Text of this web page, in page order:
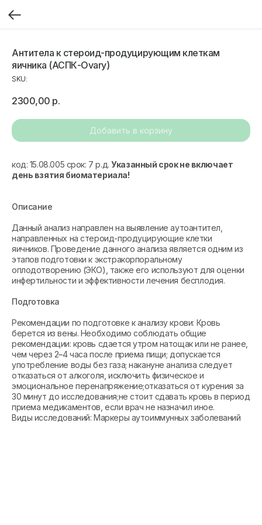
Антитела к стероид-продуцирующим клеткам
яичника (АСПК-Ovary)
SKU:
2300,00 р.
Добавить в корзину
код: 15.08.005 срок: 7 р.д.Указанный срок не включает
день взятия биоматериала!
Описание
Данный анализ направлен на выявление аутоантител,
направленных на стероид-продуцирующие клетки
яичников. Проведение данного анализа является одним из
этапов подготовки к экстракорпоральному
оплодотворению (ЭКО), также его используют для оценки
инфертильности и эффективности лечения бесплодия.
Подготовка
Рекомендации по подготовке к анализу крови: Кровь
берется из вены. Необходимо соблюдать общие
рекомендации: кровь сдается утром натощак или не ранее,
чем через 2–4 часа после приема пищи; допускается
употребление воды без газа; накануне анализа следует
отказаться от алкоголя, исключить физическое и
эмоциональное перенапряжение;отказаться от курения за
30 минут до исследования;не стоит сдавать кровь в период
приема медикаментов, если врач не назначил иное.
Виды исследований: Маркеры аутоиммунных заболеваний